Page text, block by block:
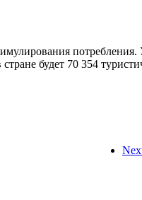
потребления.
будет 70 354